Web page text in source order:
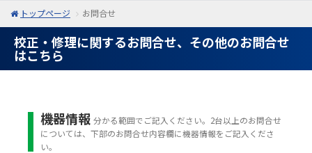
トップページ お問合せ
校正・修理に関するお問合せ、その他のお問合せ
はこちら
機器情報 分かる範囲でご記入ください。2台以上のお問合せ
については、下部のお問合せ内容欄に機器情報をご記入くださ
い。